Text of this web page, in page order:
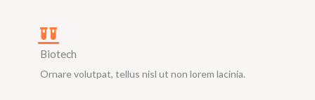
Biotech
Ornare volutpat, tellus nisl ut non lorem lacinia.